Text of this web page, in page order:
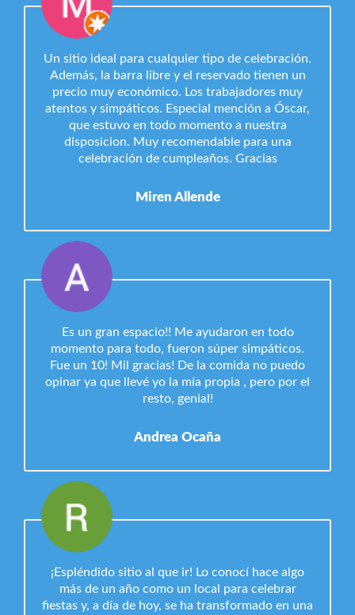
Un sitio ideal para cualquier tipo de celebración.
Además, la barra libre y el reservado tienen un
precio muy económico. Los trabajadores muy
atentos y simpáticos. Especial mención a Óscar,
que estuvo en todo momento a nuestra
disposicion. Muy recomendable para una
celebración de cumpleaños. Gracias
Miren Allende
Es un gran espacio!! Me ayudaron en todo
momento para todo, fueron súper simpáticos.
Fue un 10! Mil gracias! De la comida no puedo
opinar ya que llevé yo la mía propia , pero por el
resto, genial!
Andrea Ocaña
¡Espléndido sitio al que ir! Lo conocí hace algo
más de un año como un local para celebrar
fiestas y, a día de hoy, se ha transformado en una